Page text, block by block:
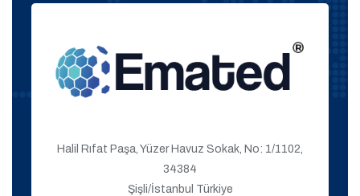
Halil Rıfat Paşa, Yüzer Havuz Sokak, No: 1/1102,
34384
Şişli/İstanbul Türkiye